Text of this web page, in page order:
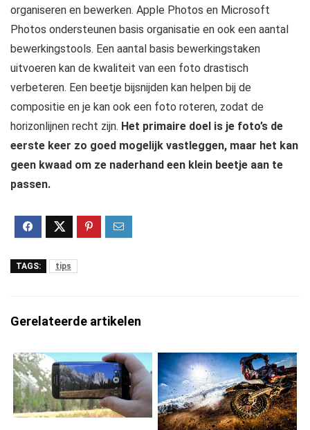
organiseren en bewerken. Apple Photos en Microsoft
Photos ondersteunen basis organisatie en ook een aantal
bewerkingstools. Een aantal basis bewerkingstaken
uitvoeren kan de kwaliteit van een foto drastisch
verbeteren. Een beetje bijsnijden kan helpen bij de
compositie en je kan ook een foto roteren, zodat de
horizonlijnen recht zijn. Het primaire doel is je foto’s de
eerste keer zo goed mogelijk vastleggen, maar het kan
geen kwaad om ze naderhand een klein beetje aan te
passen.
TAGS: tips
Gerelateerde artikelen